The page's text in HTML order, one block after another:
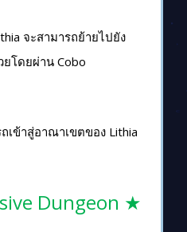
จะสามารถย้ายไปยัง
ยโดยผ่าน Cobo
เข้าสู่อาณาเขตของ Lithia
Dungeon ★